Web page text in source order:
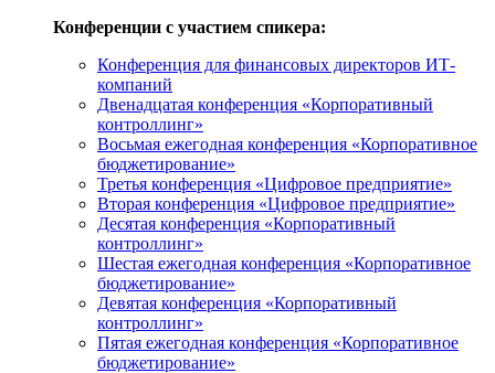
Конференции с участием спикера:
Конференция для финансовых директоров ИТ-
компаний
Двенадцатая конференция «Корпоративный
контроллинг»
Восьмая ежегодная конференция «Корпоративное
бюджетирование»
Третья конференция «Цифровое предприятие»
Вторая конференция «Цифровое предприятие»
Десятая конференция «Корпоративный
контроллинг»
Шестая ежегодная конференция «Корпоративное
бюджетирование»
Девятая конференция «Корпоративный
контроллинг»
Пятая ежегодная конференция «Корпоративное
бюджетирование»